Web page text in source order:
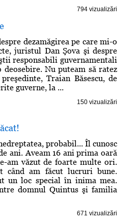
794 vizualizări
dezamăgirea pe care mi-o
juristul Dan Şova şi despre
responsabili guvernamentali
Nu puteam să ratez
Traian Băsescu, de
guverne, la ...
150 vizualizări
probabil... Îl cunosc
ani. Aveam 16 ani prima oară
am văzut de foarte multe ori.
când am făcut lucruri bune.
un loc special în inima mea.
domnul Quintus şi familia
671 vizualizări